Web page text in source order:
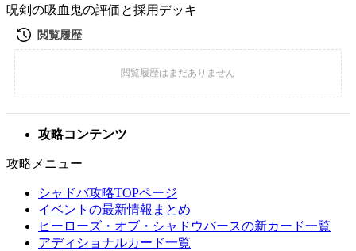
呪剣の吸血鬼の評価と採用デッキ
攻略コンテンツ
攻略メニュー
シャドバ攻略TOPページ
イベントの最新情報まとめ
ヒーローズ・オブ・シャドウバースの新カード一覧
アディショナルカード一覧